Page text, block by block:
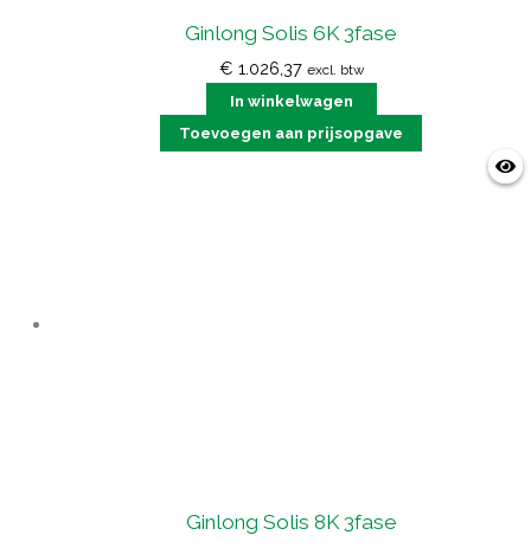
Ginlong Solis 6K 3fase
€ 1.026,37 excl. btw
In winkelwagen
Toevoegen aan prijsopgave
Ginlong Solis 8K 3fase